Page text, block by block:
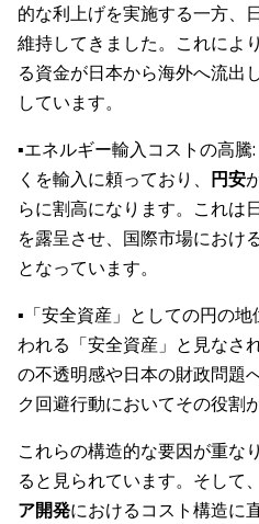
的な利上げを実施する一方、
維持してきました。これによ
る資金が日本から海外へ流出
しています。
▪️エネルギー輸入コストの高
くを輸入に頼っており、 円安
らに割高になります。これは
を露呈させ、国際市場におけ
となっています。
▪️「安全資産」としての円の
われる「安全資産」と見なさ
の不透明感や日本の財政問題
ク回避行動においてその役割
これらの構造的な要因が重なり
ると見られています。そして
ア開発におけるコスト構造に